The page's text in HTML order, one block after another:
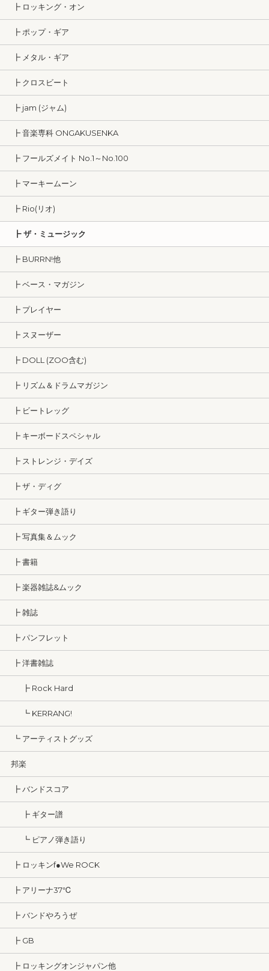
┣ ロッキング・オン
┣ ポップ・ギア
┣ メタル・ギア
┣ クロスビート
┣ jam (ジャム)
┣ 音楽専科 ONGAKUSENKA
┣ フールズメイト No.1～No.100
┣ マーキームーン
┣ Rio(リオ)
┣ ザ・ミュージック
┣ BURRN!他
┣ ベース・マガジン
┣ プレイヤー
┣ スヌーザー
┣ DOLL (ZOO含む)
┣ リズム＆ドラムマガジン
┣ ビートレッグ
┣ キーボードスペシャル
┣ ストレンジ・デイズ
┣ ザ・ディグ
┣ ギター弾き語り
┣ 写真集＆ムック
┣ 書籍
┣ 楽器雑誌&ムック
┣ 雑誌
┣ パンフレット
┣ 洋書雑誌
┣ Rock Hard
┗ KERRANG!
┗ アーティストグッズ
邦楽
┣ バンドスコア
┣ ギター譜
┗ ピアノ弾き語り
┣ ロッキンf●We ROCK
┣ アリーナ37℃
┣ バンドやろうぜ
┣ GB
┣ ロッキングオンジャパン他